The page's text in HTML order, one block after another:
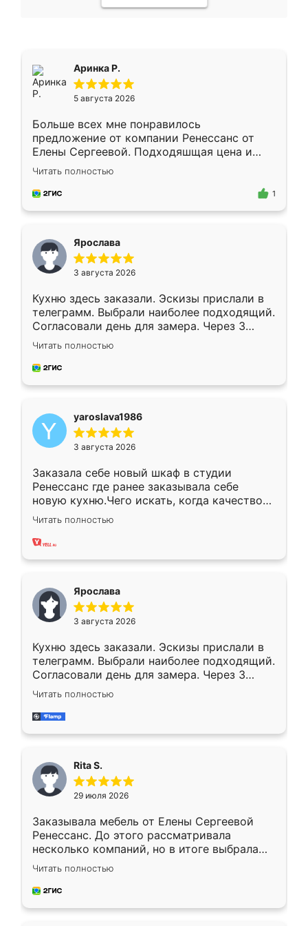
Аринка Р.
5 августа 2026
Больше всех мне понравилось
предложение от компании Ренессанс от
Елены Сергеевой. Подходяшщая цена и
короткие сроки изготовления. Приехавший
для замера сотрудник Владислав
предложил по моему эскизу самый
Читать полностью
1
Ярослава
3 августа 2026
Кухню здесь заказали. Эскизы прислали в
телеграмм. Выбрали наиболее подходящий.
Согласовали день для замера. Через 3
недели кухня была уже готова. Остались
довольны работой. Спасибо Ренессанс
мебель за качественную работу!
Читать полностью
yaroslava1986
3 августа 2026
Заказала себе новый шкаф в студии
Ренессанс где ранее заказывала себе
новую кухню.Чего искать, когда качеством
вполне довольна. Служит кухня уже почти
два года, нареканий нет.
Читать полностью
Ярослава
3 августа 2026
Кухню здесь заказали. Эскизы прислали в
телеграмм. Выбрали наиболее подходящий.
Согласовали день для замера. Через 3
недели кухня была уже готова. Остались
довольны работой. Спасибо Ренессанс
мебель за качественную работу!
Читать полностью
Rita S.
29 июля 2026
Заказывала мебель от Елены Сергеевой
Ренессанс. До этого рассматривала
несколько компаний, но в итоге выбрала
эту. Сначала обговорили условия, потом
приехал замерщик, всё спокойно объяснил
и снял размеры. Изготовили в срок, с
Читать полностью